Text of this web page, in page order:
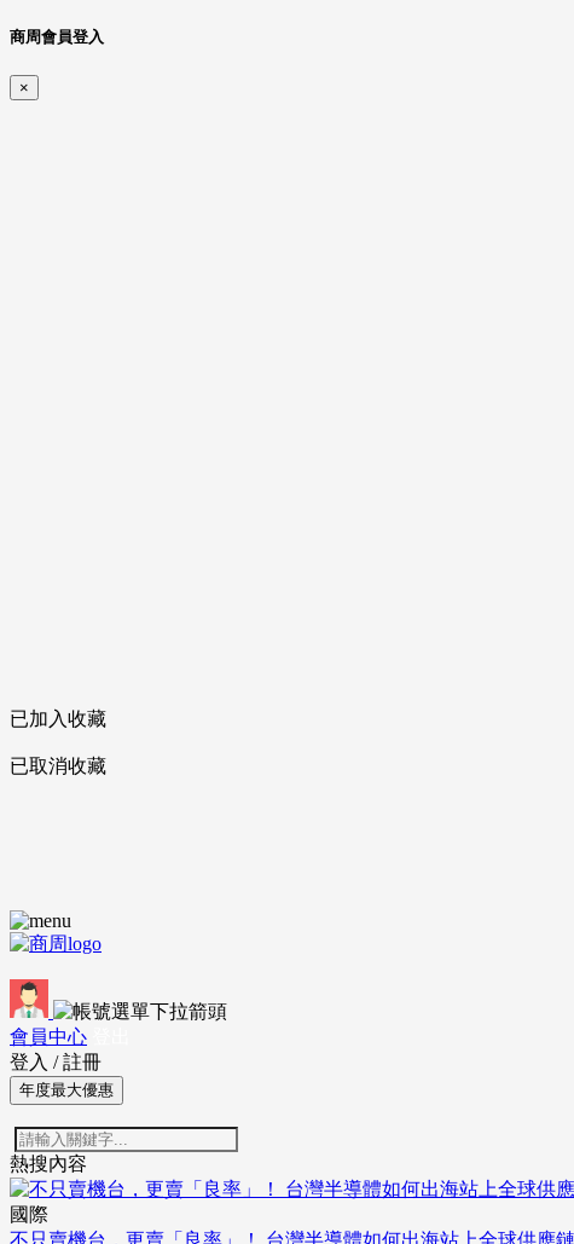
商周會員登入
×
已加入收藏
已取消收藏
會員中心
登入 / 註冊
年度最大優惠
熱搜內容
國際
不只賣機台，更賣「良率」！ 台灣半導體如何出海站上全球供應